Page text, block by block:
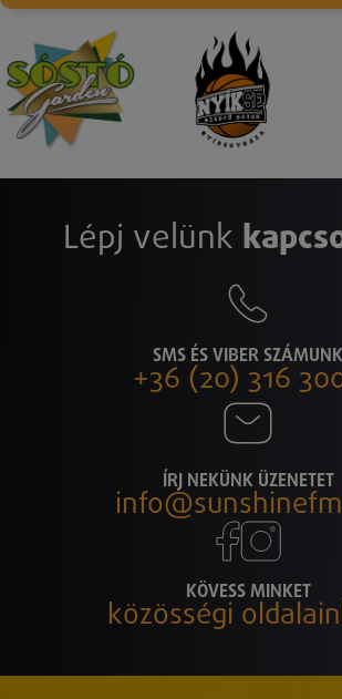
Lépj velünk
SMS ÉS VIBER SZÁMUNK
+36 (20) 316
ÍRJ NEKÜNK ÜZENETET
KÖVESS MINKET
közösségi